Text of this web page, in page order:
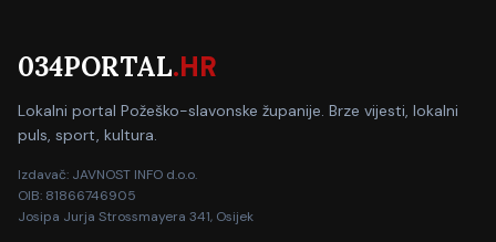
034PORTAL.HR
Lokalni portal Požeško-slavonske županije. Brze vijesti, lokalni
puls, sport, kultura.
Izdavač: JAVNOST INFO d.o.o.
OIB: 81866746905
Josipa Jurja Strossmayera 341, Osijek